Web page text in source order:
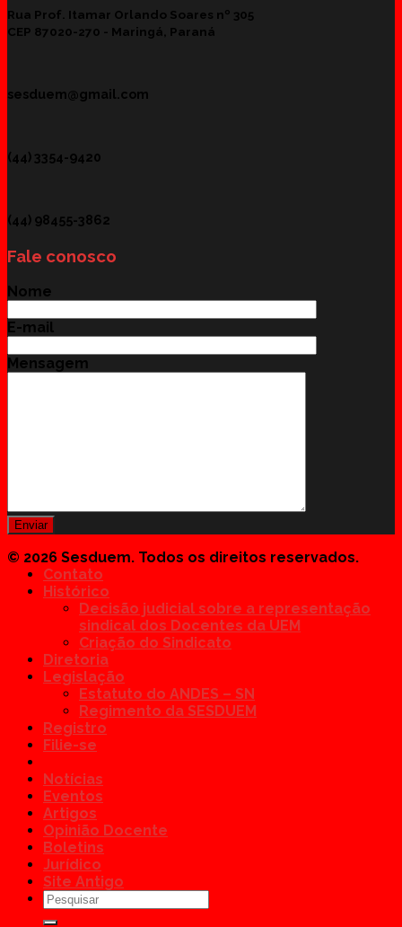
Rua Prof. Itamar Orlando Soares nº 305
CEP 87020-270 - Maringá, Paraná
sesduem@gmail.com
(44) 3354-9420
(44) 98455-3862
Fale conosco
Nome
E-mail
Mensagem
© 2026 Sesduem. Todos os direitos reservados.
Contato
Histórico
Decisão judicial sobre a representação
sindical dos Docentes da UEM
Criação do Sindicato
Diretoria
Legislação
Estatuto do ANDES – SN
Regimento da SESDUEM
Registro
Filie-se
Notícias
Eventos
Artigos
Opinião Docente
Boletins
Jurídico
Site Antigo